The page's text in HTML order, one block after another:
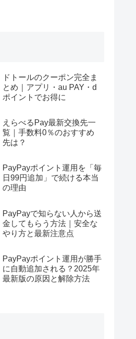
ドトールのクーポン完全ま
とめ｜アプリ・au PAY・d
ポイントでお得に
えらべるPay最新交換先一
覧｜手数料0％のおすすめ
先は？
PayPayポイント運用を「毎
日99円追加」で続ける本当
の理由
PayPayで知らない人から送
金してもらう方法｜安全な
やり方と最新注意点
PayPayポイント運用が勝手
に自動追加される？2025年
最新版の原因と解除方法